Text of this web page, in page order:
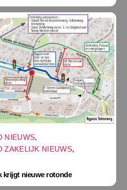
NIEUWS,
ZAKELIJK NIEUWS,
krijgt nieuwe rotonde